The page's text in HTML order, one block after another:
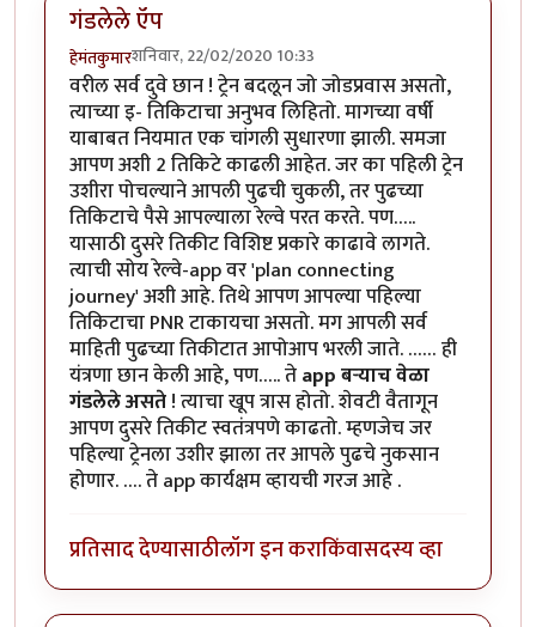
गंडलेले ऍप
हेमंतकुमारशनिवार, 22/02/2020 10:33
वरील सर्व दुवे छान ! ट्रेन बदलून जो जोडप्रवास असतो,
त्याच्या इ- तिकिटाचा अनुभव लिहितो. मागच्या वर्षी
याबाबत नियमात एक चांगली सुधारणा झाली. समजा
आपण अशी 2 तिकिटे काढली आहेत. जर का पहिली ट्रेन
उशीरा पोचल्याने आपली पुढची चुकली, तर पुढच्या
तिकिटाचे पैसे आपल्याला रेल्वे परत करते. पण…..
यासाठी दुसरे तिकीट विशिष्ट प्रकारे काढावे लागते.
त्याची सोय रेल्वे-app वर 'plan connecting
journey' अशी आहे. तिथे आपण आपल्या पहिल्या
तिकिटाचा PNR टाकायचा असतो. मग आपली सर्व
माहिती पुढच्या तिकीटात आपोआप भरली जाते. …… ही
यंत्रणा छान केली आहे, पण….. तेapp बऱ्याच वेळा
गंडलेले असते! त्याचा खूप त्रास होतो. शेवटी वैतागून
आपण दुसरे तिकीट स्वतंत्रपणे काढतो. म्हणजेच जर
पहिल्या ट्रेनला उशीर झाला तर आपले पुढचे नुकसान
होणार. …. ते app कार्यक्षम व्हायची गरज आहे .
प्रतिसाद देण्यासाठीलॉग इन कराकिंवासदस्य व्हा